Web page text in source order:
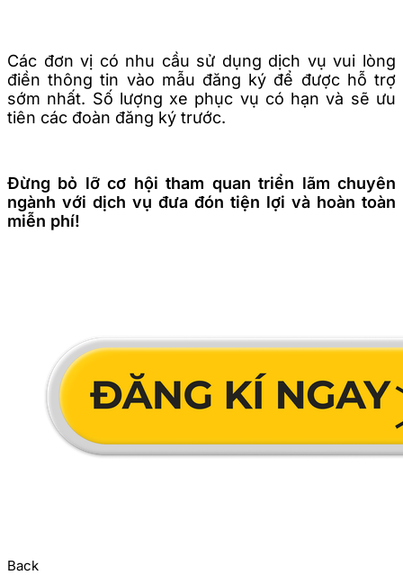
Các đơn vị có nhu cầu sử dụng dịch vụ vui lòng
điền thông tin vào mẫu đăng ký để được hỗ trợ
sớm nhất. Số lượng xe phục vụ có hạn và sẽ ưu
tiên các đoàn đăng ký trước.
Đừng bỏ lỡ cơ hội tham quan triển lãm chuyên
ngành với dịch vụ đưa đón tiện lợi và hoàn toàn
miễn phí!
Back